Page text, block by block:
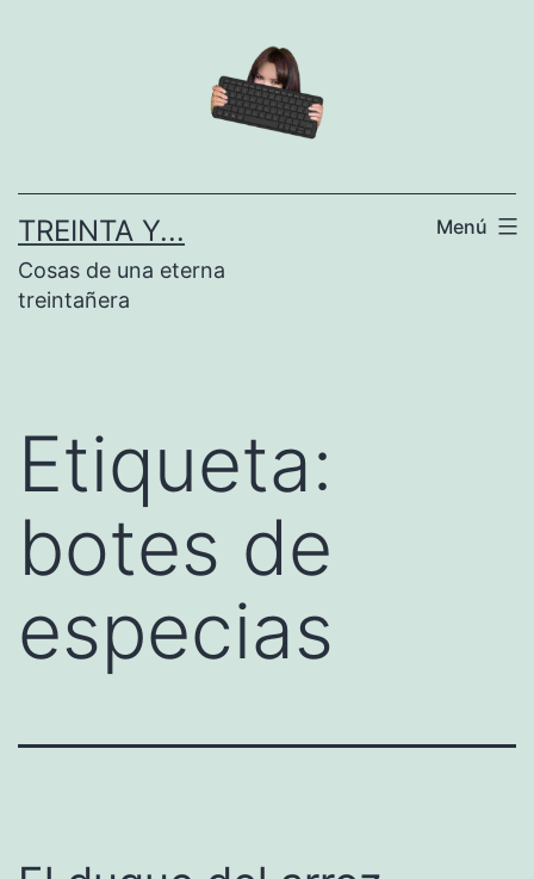
TREINTA Y...
Cosas de una eterna
treintañera
Menú
Etiqueta:
botes de
especias